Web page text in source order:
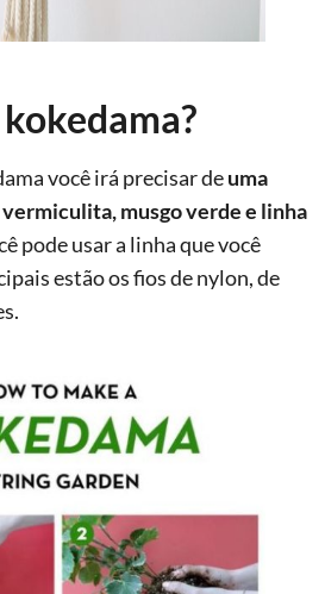
você irá precisar deuma
musgo verde e linha
pode usar a linha que você
estão os fios de nylon, de